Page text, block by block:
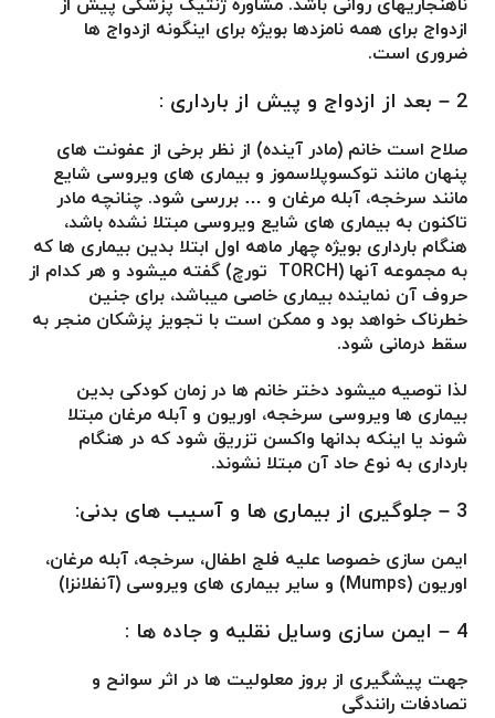
ناهنجاریهای روانی باشد. مشاوره ژنتیک پزشکی پیش از
ازدواج برای همه نامزدها بویژه برای اینگونه ازدواج ها
ضروری است.
2 – بعد از ازدواج و پیش از بارداری :
صلاح است خانم (مادر آینده) از نظر برخی از عفونت های
پنهان مانند توکسوپلاسموز و بیماری های ویروسی شایع
مانند سرخجه، آبله مرغان و … بررسی شود. چنانچه مادر
تاکنون به بیماری های شایع ویروسی مبتلا نشده باشد،
هنگام بارداری بویژه چهار ماهه اول ابتلا بدین بیماری ها که
به مجموعه آنها (TORCH تورچ) گفته میشود و هر کدام از
حروف آن نماینده بیماری خاصی میباشد، برای جنین
خطرناک خواهد بود و ممکن است با تجویز پزشکان منجر به
سقط درمانی شود.
لذا توصیه میشود دختر خانم ها در زمان کودکی بدین
بیماری ها ویروسی سرخجه، اوریون و آبله مرغان مبتلا
شوند یا اینکه بدانها واکسن تزریق شود که در هنگام
بارداری به نوع حاد آن مبتلا نشوند.
3 – جلوگیری از بیماری ها و آسیب های بدنی:
ایمن سازی خصوصا علیه فلج اطفال، سرخجه، آبله مرغان،
اوریون (Mumps) و سایر بیماری های ویروسی (آنفلانزا)
4 – ایمن سازی وسایل نقلیه و جاده ها :
جهت پیشگیری از بروز معلولیت ها در اثر سوانح و
تصادفات رانندگی